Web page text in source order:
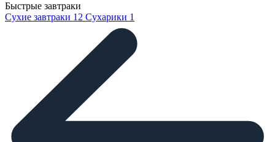
Быстрые завтраки
Сухие завтраки 12 Сухарики 1